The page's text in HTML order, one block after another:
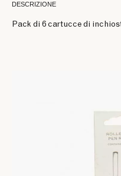
DESCRIZIONE
Pack di 6 cartucce di